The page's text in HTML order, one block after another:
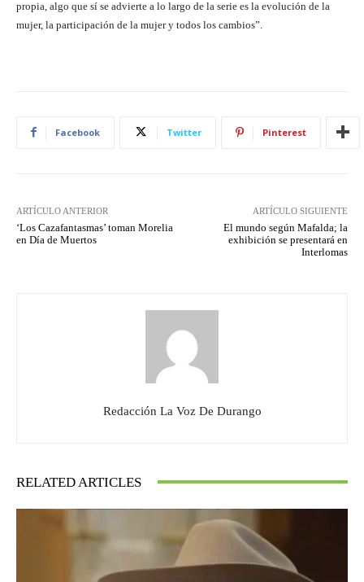
propia, algo que sí se advierte a lo largo de la serie es la evolución de la
mujer, la participación de la mujer y todos los cambios”.
Facebook Twitter Pinterest
ARTÍCULO ANTERIOR
‘Los Cazafantasmas’ toman Morelia
en Día de Muertos
ARTÍCULO SIGUIENTE
El mundo según Mafalda; la
exhibición se presentará en
Interlomas
Redacción La Voz De Durango
RELATED ARTICLES